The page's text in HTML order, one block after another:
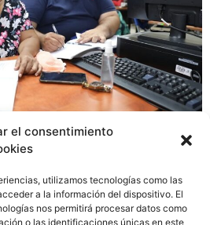
el consentimiento
utilizamos tecnologías como las
a la información del dispositivo. El
nos permitirá procesar datos como
o las identificaciones únicas en este
Formación Profesional y
Humano (Inadeh)
por los Coordinadores
Marítima, se mantienen
reuniones junto a un grupo de